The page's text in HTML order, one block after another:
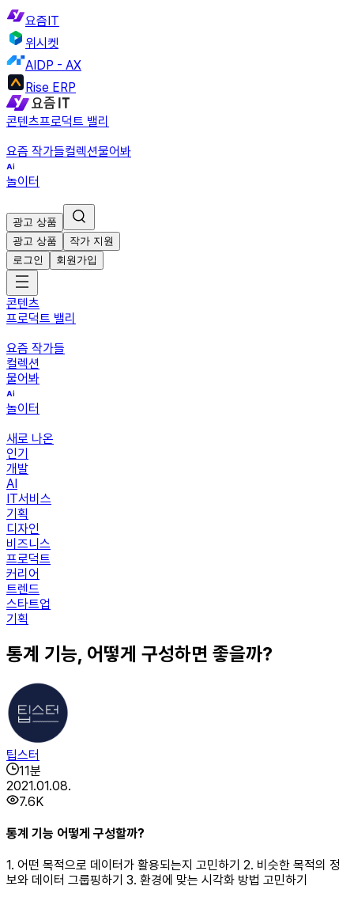
요즘IT
위시켓
AIDP - AX
Rise ERP
콘텐츠프로덕트 밸리
요즘 작가들컬렉션물어봐
놀이터
광고 상품
광고 상품
작가 지원
로그인
회원가입
콘텐츠
프로덕트 밸리
요즘 작가들
컬렉션
물어봐
놀이터
새로 나온
인기
개발
AI
IT서비스
기획
디자인
비즈니스
프로덕트
커리어
트렌드
스타트업
기획
통계 기능, 어떻게 구성하면 좋을까?
팁스터
11분
2021.01.08.
7.6K
통계 기능 어떻게 구성할까?
1. 어떤 목적으로 데이터가 활용되는지 고민하기 2. 비슷한 목적의 정
보와 데이터 그룹핑하기 3. 환경에 맞는 시각화 방법 고민하기